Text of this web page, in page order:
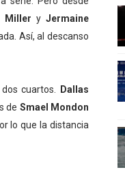
Miller y Jermaine
Así, al descanso
cuartos.
Dallas
de Smael Mondon
lo que la distancia